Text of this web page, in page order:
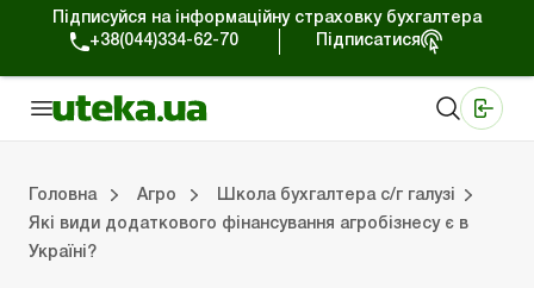
Підписуйся на інформаційну страховку бухгалтера
+38(044)334-62-70
Підписатися
Головна Агро
Школа бухгалтера с/г галузі
Які види додаткового фінансування агробізнесу є в
Україні?